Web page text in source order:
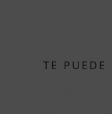
TE PUEDE